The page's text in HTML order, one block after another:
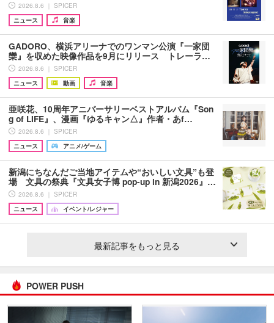
2026.8.6 ｜ SPICER
ニュース
音楽
GADORO、横浜アリーナでのワンマン公演『一家団
欒』を収めた映像作品を9月にリリース トレーラ…
2026.8.6 ｜ SPICER
ニュース
動画 音楽
亜咲花、10周年アニバーサリーベストアルバム『Son
g of LIFE』、漫画『ゆるキャン△』作者・あf…
2026.8.6 ｜ SPICER
ニュース
アニメ/ゲーム
新潟にちなんだご当地アイテムや“おいしい文具”も登
場 文具の祭典『文具女子博 pop-up in 新潟2026』…
2026.8.6 ｜ SPICER
ニュース
イベント/レジャー
最新記事をもっと見る
POWER PUSH